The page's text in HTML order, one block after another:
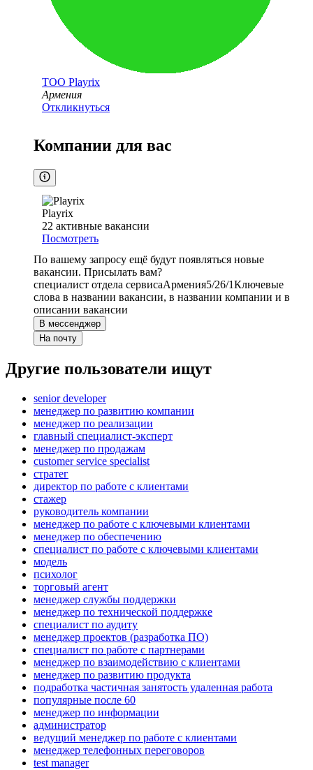
ТОО Playrix
Армения
Откликнуться
Компании для вас
Playrix
22 активные вакансии
Посмотреть
По вашему запросу ещё будут появляться новые
вакансии. Присылать вам?
специалист отдела сервисаАрмения5/26/1Ключевые
слова в названии вакансии, в названии компании и в
описании вакансии
В мессенджер
На почту
Другие пользователи ищут
senior developer
менеджер по развитию компании
менеджер по реализации
главный специалист-эксперт
менеджер по продажам
customer service specialist
стратег
директор по работе с клиентами
стажер
руководитель компании
менеджер по работе с ключевыми клиентами
менеджер по обеспечению
специалист по работе с ключевыми клиентами
модель
психолог
торговый агент
менеджер службы поддержки
менеджер по технической поддержке
специалист по аудиту
менеджер проектов (разработка ПО)
специалист по работе с партнерами
менеджер по взаимодействию с клиентами
менеджер по развитию продукта
подработка частичная занятость удаленная работа
популярные после 60
менеджер по информации
администратор
ведущий менеджер по работе с клиентами
менеджер телефонных переговоров
test manager